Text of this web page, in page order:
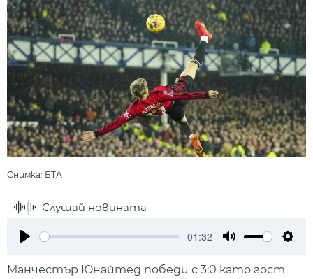
Снимка: БТА
Слушай новината
-01:32
Манчестър Юнайтед победи с 3:0 като гост